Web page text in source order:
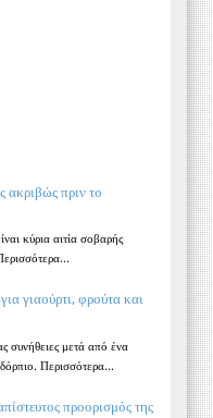
ακριβώς πριν το
κύρια αιτία σοβαρής
γιαούρτι, φρούτα και
συνήθειες μετά από ένα
Περισσότερα...
προορισμός της